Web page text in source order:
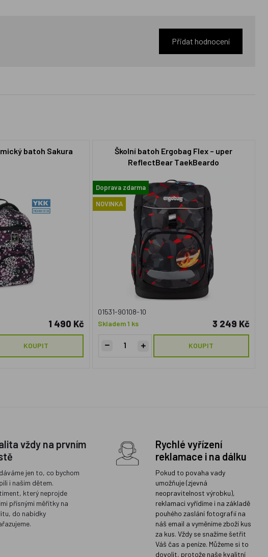
Přidat hodnocení
batoh Sakura
1 490 Kč
KOUPIT
Školní batoh Ergobag Flex – uper
ReflectBear TaekBeardo
Doprava zdarma
NOVINKA
01531-90108-10
Skladem 1 ks
3 249 Kč
KOUPIT
vždy na prvním
jen to, co bychom
i našim dětem.
který neprojde
přísnými měřítky na
do nabídky
Rychlé vyřízení
reklamace i na dálku
Pokud to povaha vady
umožňuje (zjevná
neopravitelnost výrobku),
reklamaci vyřídíme i na základě
pouhého zaslání fotografií na
náš email a vyměníme zboží kus
za kus. Vždy se snažíme šetřit
Váš čas a peníze. Můžeme si to
dovolit, protože naše kvalitní